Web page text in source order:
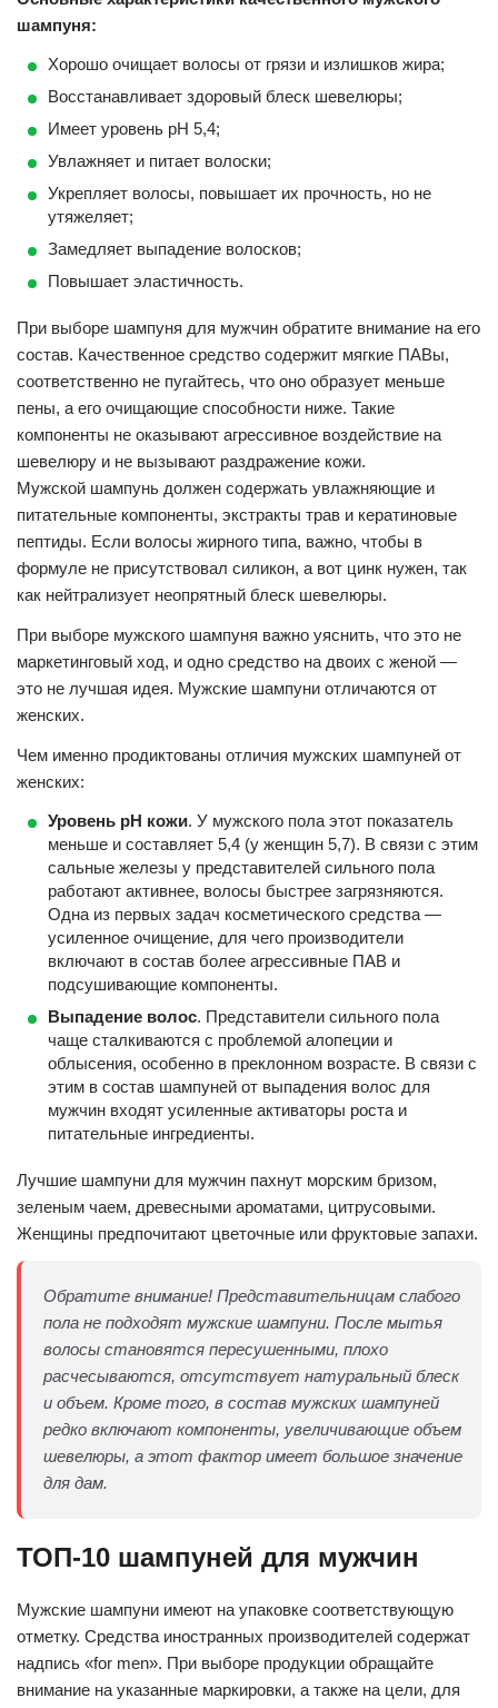
шампуня:
Хорошо очищает волосы от грязи и излишков жира;
Восстанавливает здоровый блеск шевелюры;
Имеет уровень рН 5,4;
Увлажняет и питает волоски;
Укрепляет волосы, повышает их прочность, но не
утяжеляет;
Замедляет выпадение волосков;
Повышает эластичность.
При выборе шампуня для мужчин обратите внимание на его
состав. Качественное средство содержит мягкие ПАВы,
соответственно не пугайтесь, что оно образует меньше
пены, а его очищающие способности ниже. Такие
компоненты не оказывают агрессивное воздействие на
шевелюру и не вызывают раздражение кожи.
Мужской шампунь должен содержать увлажняющие и
питательные компоненты, экстракты трав и кератиновые
пептиды. Если волосы жирного типа, важно, чтобы в
формуле не присутствовал силикон, а вот цинк нужен, так
как нейтрализует неопрятный блеск шевелюры.
При выборе мужского шампуня важно уяснить, что это не
маркетинговый ход, и одно средство на двоих с женой —
это не лучшая идея. Мужские шампуни отличаются от
женских.
Чем именно продиктованы отличия мужских шампуней от
женских:
Уровень рН кожи. У мужского пола этот показатель
меньше и составляет 5,4 (у женщин 5,7). В связи с этим
сальные железы у представителей сильного пола
работают активнее, волосы быстрее загрязняются.
Одна из первых задач косметического средства —
усиленное очищение, для чего производители
включают в состав более агрессивные ПАВ и
подсушивающие компоненты.
Выпадение волос. Представители сильного пола
чаще сталкиваются с проблемой алопеции и
облысения, особенно в преклонном возрасте. В связи с
этим в состав шампуней от выпадения волос для
мужчин входят усиленные активаторы роста и
питательные ингредиенты.
Лучшие шампуни для мужчин пахнут морским бризом,
зеленым чаем, древесными ароматами, цитрусовыми.
Женщины предпочитают цветочные или фруктовые запахи.
Обратите внимание! Представительницам слабого
пола не подходят мужские шампуни. После мытья
волосы становятся пересушенными, плохо
расчесываются, отсутствует натуральный блеск
и объем. Кроме того, в состав мужских шампуней
редко включают компоненты, увеличивающие объем
шевелюры, а этот фактор имеет большое значение
для дам.
ТОП-10 шампуней для мужчин
Мужские шампуни имеют на упаковке соответствующую
отметку. Средства иностранных производителей содержат
надпись «for men». При выборе продукции обращайте
внимание на указанные маркировки, а также на цели, для